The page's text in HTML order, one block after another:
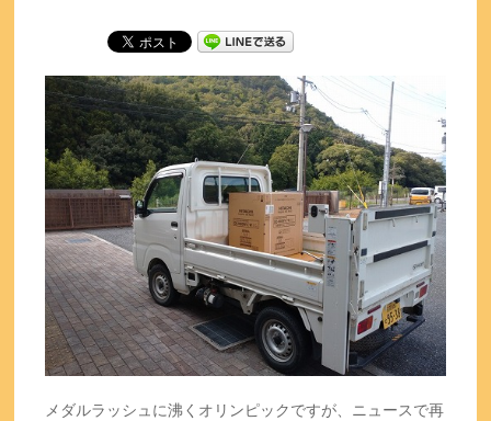
メダルラッシュに沸くオリンピックですが、ニュースで再